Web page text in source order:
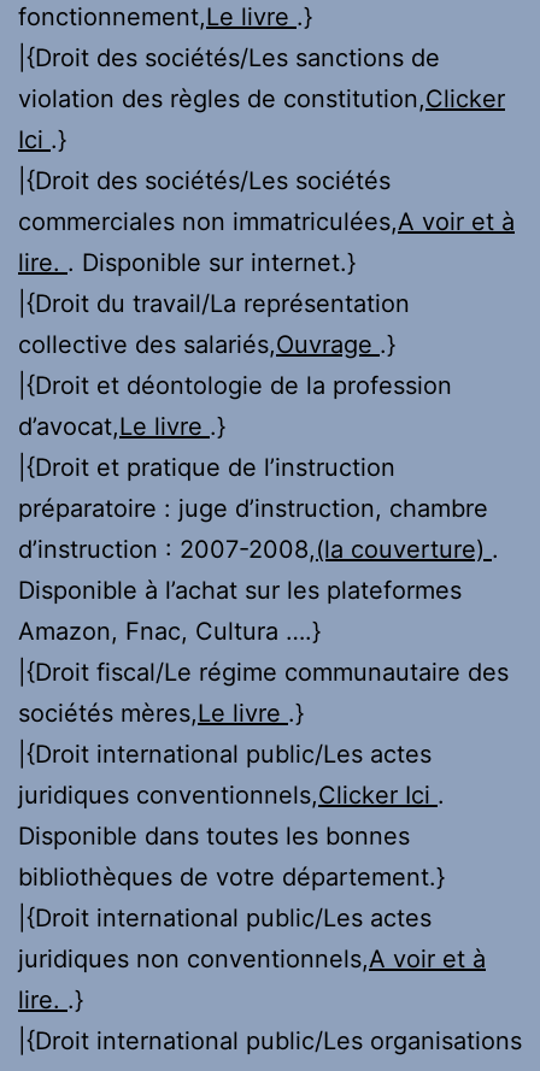
fonctionnement,Le livre .}
|{Droit des sociétés/Les sanctions de
violation des règles de constitution,Clicker
Ici .}
|{Droit des sociétés/Les sociétés
commerciales non immatriculées,A voir et à
lire. . Disponible sur internet.}
|{Droit du travail/La représentation
collective des salariés,Ouvrage .}
|{Droit et déontologie de la profession
d’avocat,Le livre .}
|{Droit et pratique de l’instruction
préparatoire : juge d’instruction, chambre
d’instruction : 2007-2008,(la couverture) .
Disponible à l’achat sur les plateformes
Amazon, Fnac, Cultura ….}
|{Droit fiscal/Le régime communautaire des
sociétés mères,Le livre .}
|{Droit international public/Les actes
juridiques conventionnels,Clicker Ici .
Disponible dans toutes les bonnes
bibliothèques de votre département.}
|{Droit international public/Les actes
juridiques non conventionnels,A voir et à
lire. .}
|{Droit international public/Les organisations